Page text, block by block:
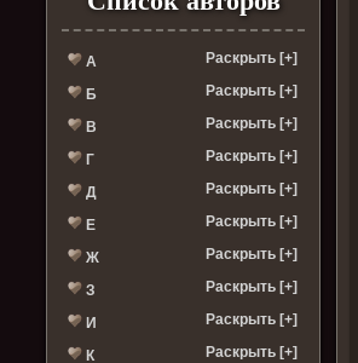
А Раскрыть [+]
Б Раскрыть [+]
В Раскрыть [+]
Г Раскрыть [+]
Д Раскрыть [+]
Е Раскрыть [+]
Ж Раскрыть [+]
З Раскрыть [+]
И Раскрыть [+]
К Раскрыть [+]